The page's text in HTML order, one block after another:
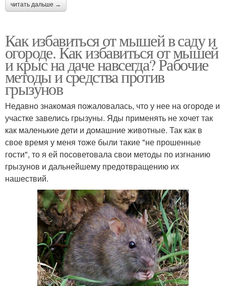
читать дальше →
Как избавиться от мышей в саду и
огороде. Как избавиться от мышей
и крыс на даче навсегда? Рабочие
методы и средства против
грызунов
Недавно знакомая пожаловалась, что у нее на огороде и
участке завелись грызуны. Яды применять не хочет так
как маленькие дети и домашние животные. Так как в
свое время у меня тоже были такие "не прошенные
гости", то я ей посоветовала свои методы по изгнанию
грызунов и дальнейшему предотвращению их
нашествий.